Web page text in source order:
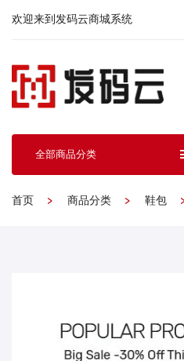
欢迎来到发码云商城系统
全部商品分类
首页 商品分类 鞋包